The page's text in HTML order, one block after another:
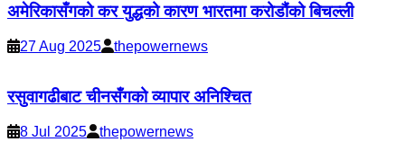
अमेरिकासँगको कर युद्धको कारण भारतमा करोडौंको बिचल्ली
27 Aug 2025 thepowernews
रसुवागढीबाट चीनसँगको व्यापार अनिश्चित
8 Jul 2025 thepowernews